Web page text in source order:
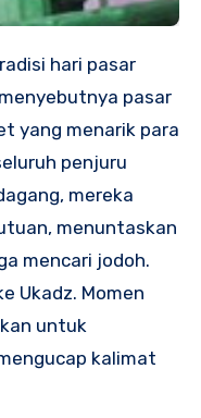
pasar
yang menarik para
penjuru
mereka
menuntaskan
mencari jodoh.
Ukadz. Momen
untuk
kalimat